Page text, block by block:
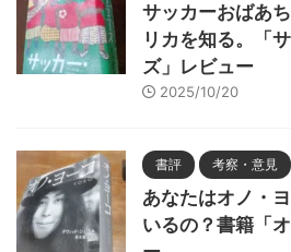
サッカーおばあ
リカを知る。「
ズ」レビュー
2025/10/20
書評 考察・意見
あなたはオノ・
いるの？書籍「